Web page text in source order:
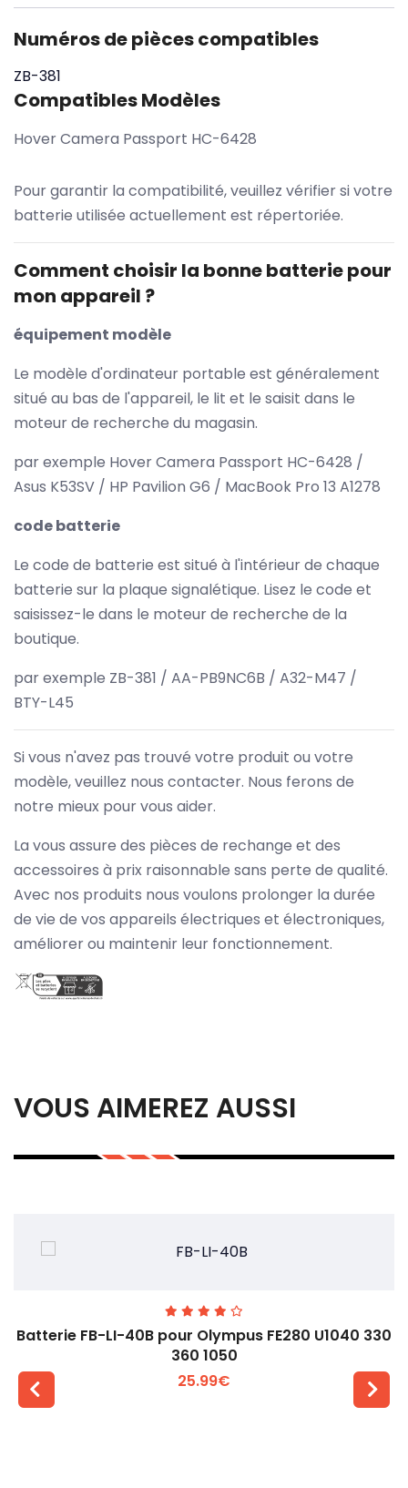
Numéros de pièces compatibles
ZB-381
Compatibles Modèles
Hover Camera Passport HC-6428
Pour garantir la compatibilité, veuillez vérifier si votre
batterie utilisée actuellement est répertoriée.
Comment choisir la bonne batterie pour
mon appareil ?
équipement modèle
Le modèle d'ordinateur portable est généralement
situé au bas de l'appareil, le lit et le saisit dans le
moteur de recherche du magasin.
par exemple Hover Camera Passport HC-6428 /
Asus K53SV / HP Pavilion G6 / MacBook Pro 13 A1278
code batterie
Le code de batterie est situé à l'intérieur de chaque
batterie sur la plaque signalétique. Lisez le code et
saisissez-le dans le moteur de recherche de la
boutique.
par exemple ZB-381 / AA-PB9NC6B / A32-M47 /
BTY-L45
Si vous n'avez pas trouvé votre produit ou votre
modèle, veuillez nous contacter. Nous ferons de
notre mieux pour vous aider.
La vous assure des pièces de rechange et des
accessoires à prix raisonnable sans perte de qualité.
Avec nos produits nous voulons prolonger la durée
de vie de vos appareils électriques et électroniques,
améliorer ou maintenir leur fonctionnement.
VOUS AIMEREZ AUSSI
Batterie FB-LI-40B pour Olympus FE280 U1040 330
360 1050
25.99€